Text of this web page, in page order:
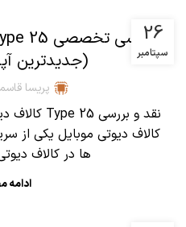
26
سپتامبر
(جدیدترین
پریسا
ها در کالاف دیوتی
ادامه